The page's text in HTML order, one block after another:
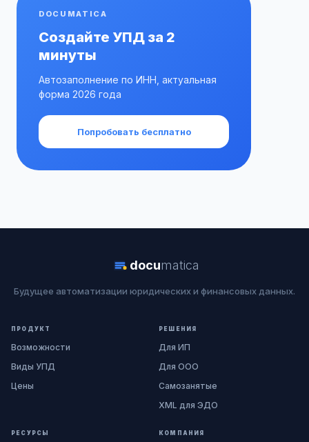
DOCUMATICA
Создайте УПД за 2
минуты
Автозаполнение по ИНН, актуальная
форма 2026 года
Попробовать бесплатно
documatica
Будущее автоматизации юридических и финансовых данных.
ПРОДУКТ
Возможности
Виды УПД
Цены
РЕШЕНИЯ
Для ИП
Для ООО
Самозанятые
XML для ЭДО
РЕСУРСЫ КОМПАНИЯ